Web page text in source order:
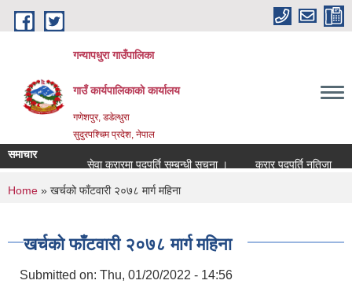
Skip to main content
गन्यापधुरा गाउँपालिका
गाउँ कार्यपालिकाकाे कार्यालय
गणेशपुर, डडेल्धुरा
सुदुरपश्चिम प्रदेश, नेपाल
समाचार
सेवा करारमा पदपुर्ति सम्बन्धी सुचना ।
करार पदपुर्ति नतिजा
You are here
Home » खर्चको फाँटवारी २०७८ मार्ग महिना
खर्चको फाँटवारी २०७८ मार्ग महिना
Submitted on: Thu, 01/20/2022 - 14:56